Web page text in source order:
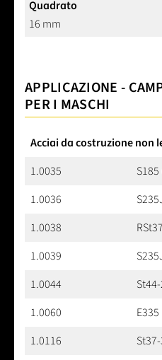
Quadrato
16 mm
APPLICAZIONE -
PER I MASCHI
Acciai da costruzione non
1.0035
S185
1.0036
1.0038
1.0039
1.0044
1.0060
1.0116